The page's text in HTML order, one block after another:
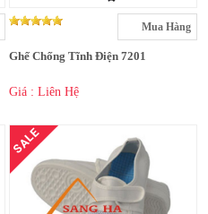
Mua Hàng
Ghế Chống Tĩnh Điện 7201
Giá : Liên Hệ
SALE